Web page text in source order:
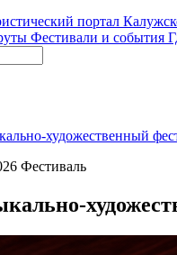
Фестивали и события
художественный
Фестиваль